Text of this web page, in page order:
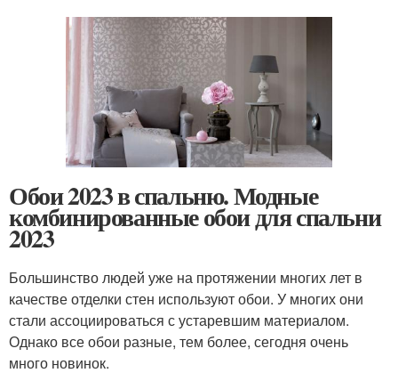
Обои 2023 в спальню. Модные
комбинированные обои для спальни
2023
Большинство людей уже на протяжении многих лет в
качестве отделки стен используют обои. У многих они
стали ассоциироваться с устаревшим материалом.
Однако все обои разные, тем более, сегодня очень
много новинок.